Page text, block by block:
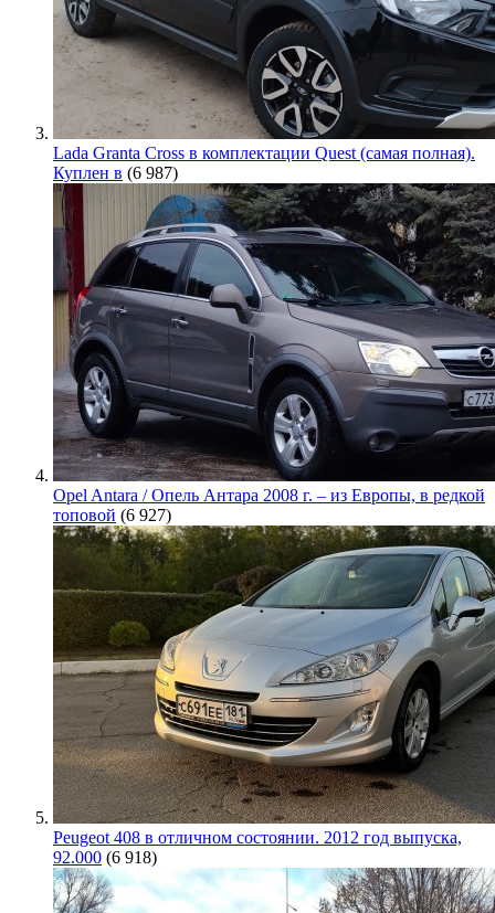
Lada Granta Cross в комплектации Quest (самая полная).
Куплен в (6 987)
Opel Antara / Опель Антара 2008 г. – из Европы, в редкой
топовой (6 927)
Peugeot 408 в отличном состоянии. 2012 год выпуска,
92.000 (6 918)